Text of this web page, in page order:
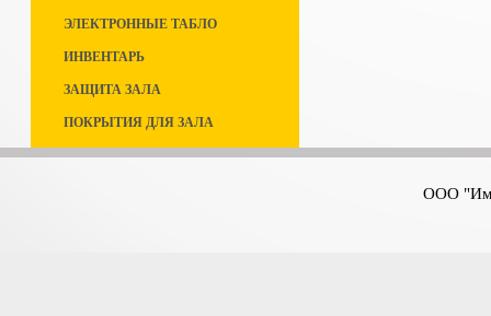
ЭЛЕКТРОННЫЕ ТАБЛО
ИНВЕНТАРЬ
ЗАЩИТА ЗАЛА
ПОКРЫТИЯ ДЛЯ ЗАЛА
ООО